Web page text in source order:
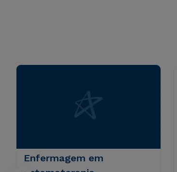
Enfermagem em